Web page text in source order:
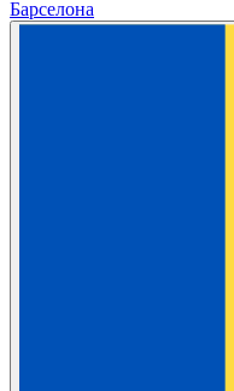
Барселона